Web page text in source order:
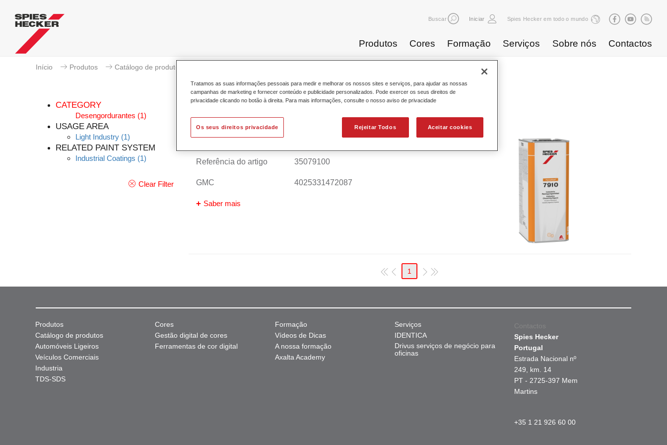
Buscar Iniciar Spies Hecker em todo o mundo
Produtos Cores Formação Serviços Sobre nós Contactos
Início Produtos Catálogo de produtos
CATEGORY
Desengordurantes (1)
USAGE AREA
Light Industry (1)
RELATED PAINT SYSTEM
Industrial Coatings (1)
Clear Filter
Catálogo de produtos
Referência do artigo 35079100
GMC 4025331472087
Saber mais
1
Produtos
Catálogo de produtos
Automóveis Ligeiros
Veículos Comerciais
Industria
TDS-SDS
Cores
Gestão digital de cores
Ferramentas de cor digital
Formação
Vídeos de Dicas
A nossa formação
Axalta Academy
Serviços
IDENTICA
Drivus serviços de negócio para
oficinas
Contactos
Spies Hecker
Portugal
Estrada Nacional nº
249, km. 14
PT - 2725-397 Mem
Martins
+35 1 21 926 60 00
Tratamos as suas informações pessoais para medir e melhorar os nossos sites e serviços, para ajudar as nossas
campanhas de marketing e fornecer conteúdo e publicidade personalizados. Pode exercer os seus direitos de
privacidade clicando no botão à direita. Para mais informações, consulte o nosso aviso de privacidade
Rejeitar Todos Aceitar cookies
Os seus direitos privacidade